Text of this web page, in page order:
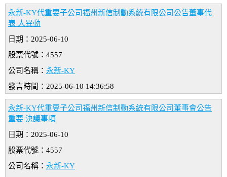
永新-KY代重要子公司福州新信制動系統有限公司公告董事代
表 人異動
日期：2025-06-10
股票代號：4557
公司名稱： 永新-KY
發言時間：2025-06-10 14:36:58
永新-KY代重要子公司福州新信制動系統有限公司董事會公告
重要 決議事項
日期：2025-06-10
股票代號：4557
公司名稱： 永新-KY